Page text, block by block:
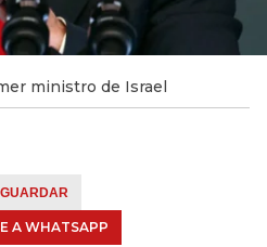
ministro de Israel
GUARDAR
A WHATSAPP